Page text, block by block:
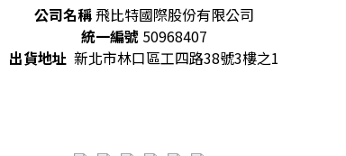
公司名稱飛比特國際股份有限公司
統一編號 50968407
出貨地址 新北市林口區工四路38號3樓之1